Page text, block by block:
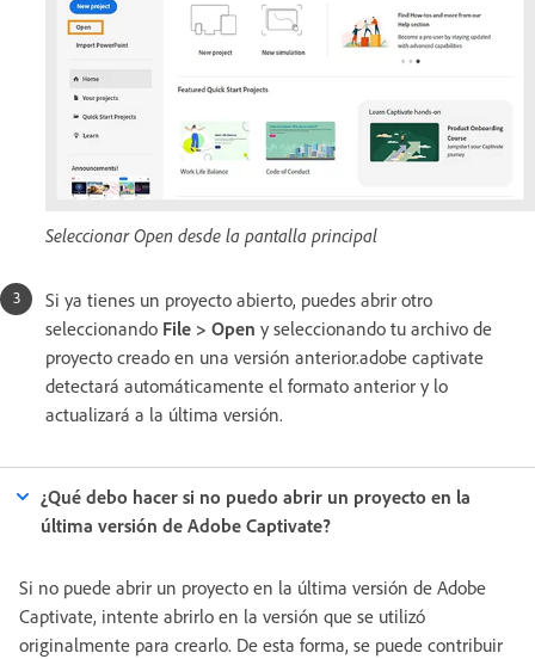
Seleccionar Open desde la pantalla principal
Si ya tienes un proyecto abierto, puedes abrir otro
seleccionando File > Open y seleccionando tu archivo de
proyecto creado en una versión anterior.adobe captivate
detectará automáticamente el formato anterior y lo
actualizará a la última versión.
¿Qué debo hacer si no puedo abrir un proyecto en la
última versión de Adobe Captivate?
Si no puede abrir un proyecto en la última versión de Adobe
Captivate, intente abrirlo en la versión que se utilizó
originalmente para crearlo. De esta forma, se puede contribuir